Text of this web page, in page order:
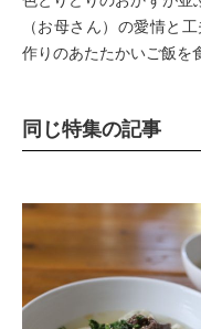
（お母さん）の愛情と
作りのあたたかいご飯を
同じ特集の記事